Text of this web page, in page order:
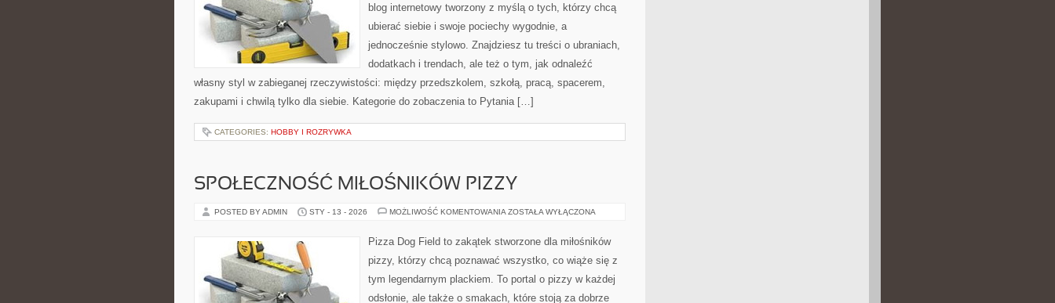
blog internetowy tworzony z myślą o tych, którzy chcą
ubierać siebie i swoje pociechy wygodnie, a
jednocześnie stylowo. Znajdziesz tu treści o ubraniach,
dodatkach i trendach, ale też o tym, jak odnaleźć
własny styl w zabieganej rzeczywistości: między przedszkolem, szkołą, pracą, spacerem,
zakupami i chwilą tylko dla siebie. Kategorie do zobaczenia to Pytania […]
CATEGORIES: HOBBY I ROZRYWKA
SPOŁECZNOŚĆ MIŁOŚNIKÓW PIZZY
POSTED BY ADMIN STY - 13 - 2026 MOŻLIWOŚĆ KOMENTOWANIA SPOŁECZNOŚĆ
ZOSTAŁA WYŁĄCZONA
Pizza Dog Field to zakątek stworzone dla miłośników
pizzy, którzy chcą poznawać wszystko, co wiąże się z
tym legendarnym plackiem. To portal o pizzy w każdej
odsłonie, ale także o smakach, które stoją za dobrze